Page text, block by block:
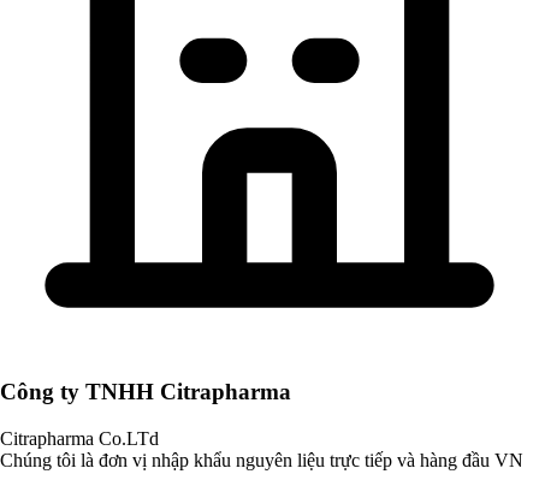
Công ty TNHH Citrapharma
Citrapharma Co.LTd
Chúng tôi là đơn vị nhập khẩu nguyên liệu trực tiếp và hàng đầu VN